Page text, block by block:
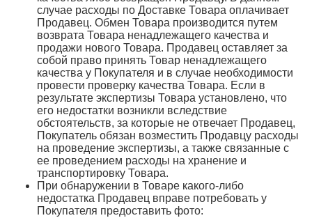
случае расходы по Доставке Товара оплачивает
Продавец. Обмен Товара производится путем
возврата Товара ненадлежащего качества и
продажи нового Товара. Продавец оставляет за
собой право принять Товар ненадлежащего
качества у Покупателя и в случае необходимости
провести проверку качества Товара. Если в
результате экспертизы Товара установлено, что
его недостатки возникли вследствие
обстоятельств, за которые не отвечает Продавец,
Покупатель обязан возместить Продавцу расходы
на проведение экспертизы, а также связанные с
ее проведением расходы на хранение и
транспортировку Товара.
При обнаружении в Товаре какого-либо
недостатка Продавец вправе потребовать у
Покупателя предоставить фото: